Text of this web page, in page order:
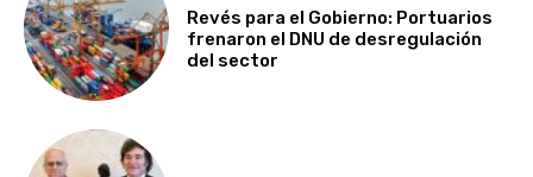
Revés para el Gobierno: Portuarios
frenaron el DNU de desregulación
del sector